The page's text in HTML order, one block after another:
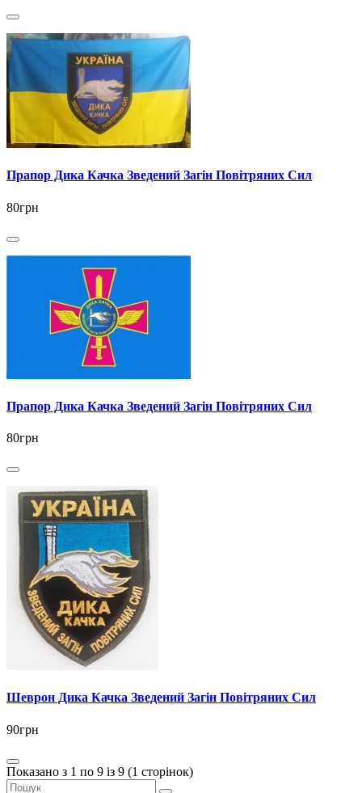
Прапор Дика Качка Зведений Загін Повітряних Сил
80грн
Прапор Дика Качка Зведений Загін Повітряних Сил
80грн
Шеврон Дика Качка Зведений Загін Повітряних Сил
90грн
Показано з 1 по 9 із 9 (1 сторінок)